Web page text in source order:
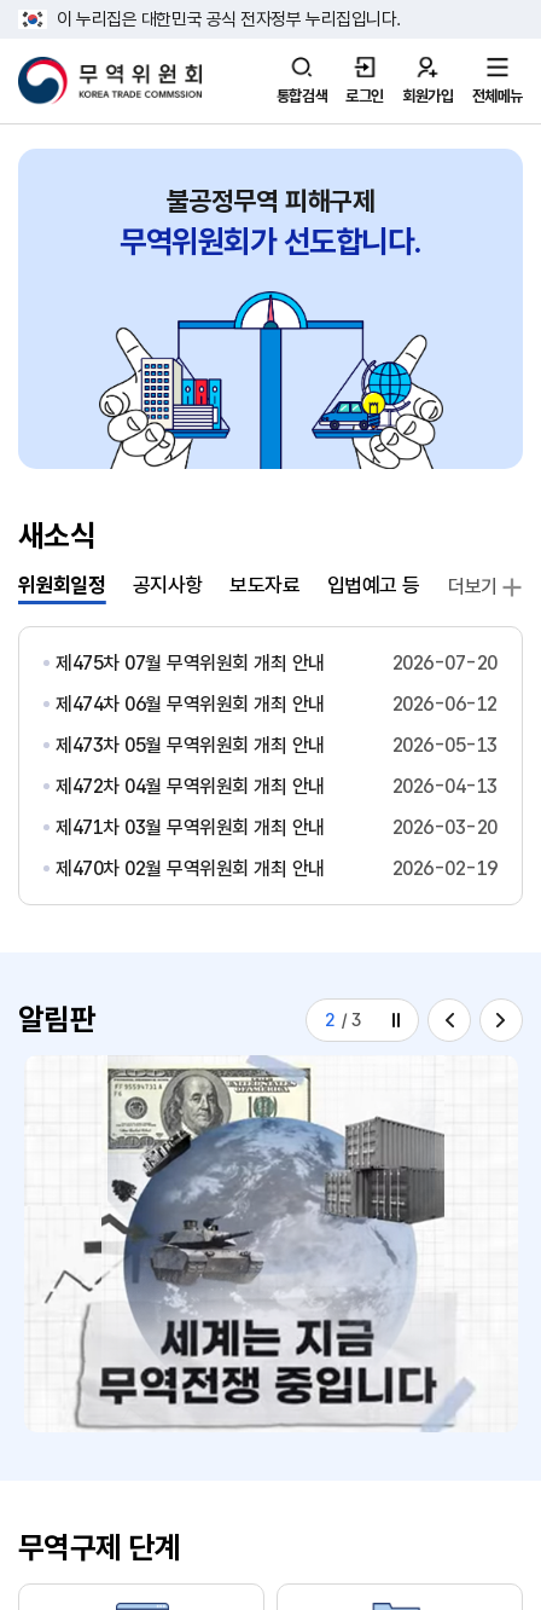
이 누리집은 대한민국 공식 전자정부 누리집입니다.
통합검색 로그인 회원가입 전체메뉴
불공정무역 피해구제
무역위원회가선도합니다.
새소식
위원회일정
제475차 07월 무역위원회 개최 안내
2026-07-20
제474차 06월 무역위원회 개최 안내
2026-06-12
제473차 05월 무역위원회 개최 안내
2026-05-13
제472차 04월 무역위원회 개최 안내
2026-04-13
제471차 03월 무역위원회 개최 안내
2026-03-20
제470차 02월 무역위원회 개최 안내
2026-02-19
더보기
공지사항 보도자료 입법예고 등 발간자료
알림판 2 / 3
무역구제 단계